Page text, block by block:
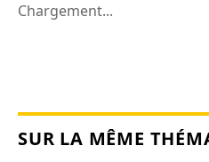
Chargement...
SUR LA MÊME